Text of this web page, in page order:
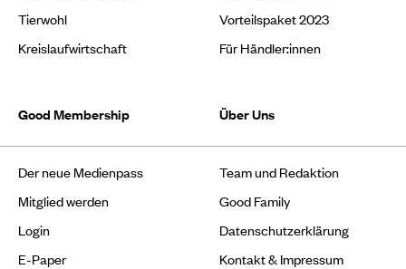
Tierwohl
Kreislaufwirtschaft
Vorteilspaket 2023
Für Händler:innen
Good Membership
Der neue Medienpass
Mitglied werden
Login
E-Paper
Über Uns
Team und Redaktion
Good Family
Datenschutzerklärung
Kontakt & Impressum